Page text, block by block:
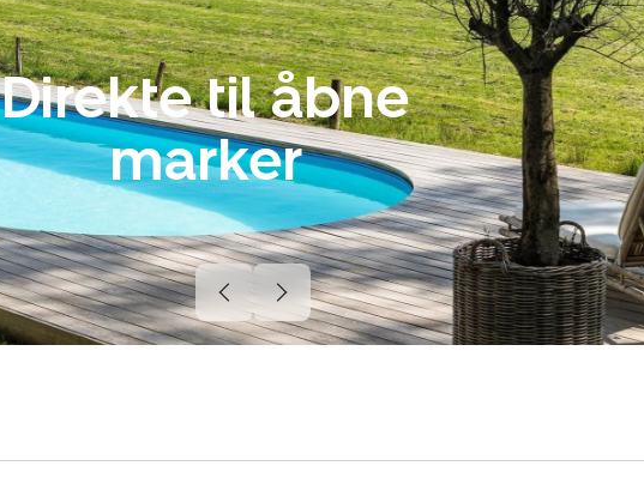
Direkte til åbne
marker